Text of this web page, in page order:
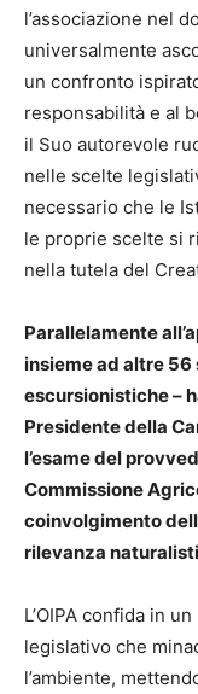
l’associazione nel
universalmente
un confronto
responsabilità e al
il Suo autorevole
nelle scelte
necessario che le
le proprie scelte si
nella tutela del
Parallelamente
insieme ad altre
escursionistiche –
Presidente della
l’esame del
Commissione
coinvolgimento
rilevanza
L’OIPA confida in
legislativo che
l’ambiente,